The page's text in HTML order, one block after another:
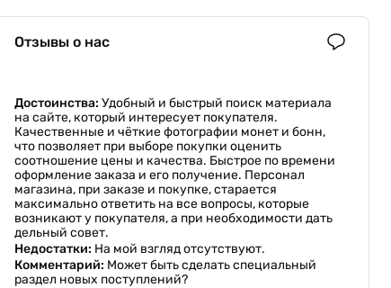
Отзывы о нас
Достоинства: Удобный и быстрый поиск материала
на сайте, который интересует покупателя.
Качественные и чёткие фотографии монет и бонн,
что позволяет при выборе покупки оценить
соотношение цены и качества. Быстрое по времени
оформление заказа и его получение. Персонал
магазина, при заказе и покупке, старается
максимально ответить на все вопросы, которые
возникают у покупателя, а при необходимости дать
дельный совет.
Недостатки: На мой взгляд отсутствуют.
Комментарий: Может быть сделать специальный
раздел новых поступлений?